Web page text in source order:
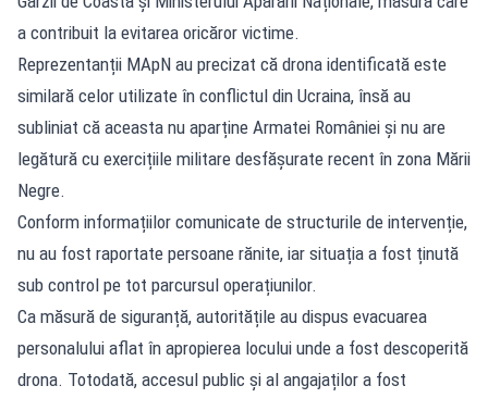
a contribuit la evitarea oricăror victime.
Reprezentanții MApN au precizat că drona identificată este
similară celor utilizate în conflictul din Ucraina, însă au
subliniat că aceasta nu aparține Armatei României și nu are
legătură cu exercițiile militare desfășurate recent în zona Mării
Negre.
Conform informațiilor comunicate de structurile de intervenție,
nu au fost raportate persoane rănite, iar situația a fost ținută
sub control pe tot parcursul operațiunilor.
Ca măsură de siguranță, autoritățile au dispus evacuarea
personalului aflat în apropierea locului unde a fost descoperită
drona. Totodată, accesul public și al angajaților a fost